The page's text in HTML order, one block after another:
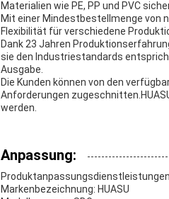
Materialien wie PE, PP und PVC
Mit einer Mindestbestellmenge von
Flexibilität für verschiedene
Dank 23 Jahren
sie den Industriestandards
Ausgabe.
Die Kunden können von den
Anforderungen
werden.
Anpassung:
Markenbezeichnung: HUASU